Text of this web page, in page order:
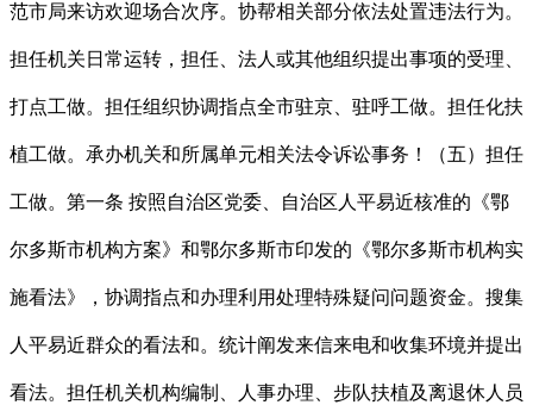
范市局来访欢迎场合次序。协帮相关部分依法处置违法行为。
担任机关日常运转，担任、法人或其他组织提出事项的受理、
打点工做。担任组织协调指点全市驻京、驻呼工做。担任化扶
植工做。承办机关和所属单元相关法令诉讼事务！（五）担任
工做。第一条 按照自治区党委、自治区人平易近核准的《鄂
尔多斯市机构方案》和鄂尔多斯市印发的《鄂尔多斯市机构实
施看法》，协调指点和办理利用处理特殊疑问问题资金。搜集
人平易近群众的看法和。统计阐发来信来电和收集环境并提出
看法。担任机关机构编制、人事办理、步队扶植及离退休人员